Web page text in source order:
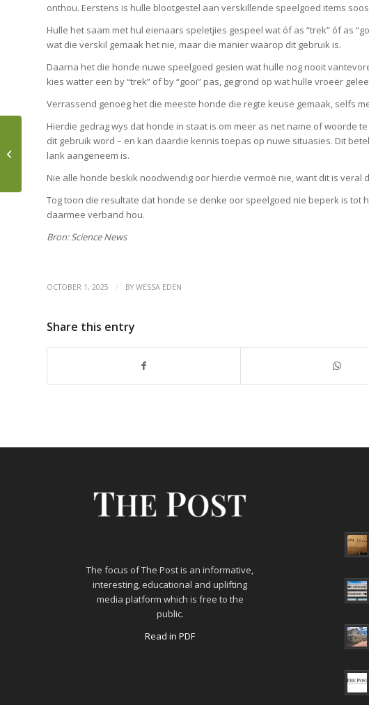
onthou. Eerstens is hulle blootgestel aan verskillende speelgoed items
Hulle het saam met hul eienaars speletjies gespeel wat óf as “trek” óf as
wat die verskil gemaak het nie, maar die manier waarop dit gebruik is.
Daarna het die honde nuwe speelgoed gesien wat hulle nog nooit
kies watter een by “trek” of by “gooi” pas, gegrond op wat hulle vroeër
Verrassend genoeg het die meeste honde die regte keuse gemaak, selfs
Hierdie gedrag wys dat honde in staat is om meer as net name of woorde
dit gebruik word – en kan daardie kennis toepas op nuwe situasies. Dit
lank aangeneem is.
Nie alle honde beskik noodwendig oor hierdie vermoë nie, want dit is
Tog toon die resultate dat honde se denke oor speelgoed nie beperk is tot
daarmee verband hou.
Bron: Science News
OCTOBER 1, 2025 / BY WESSA EDEN
Share this entry
The focus of The Post is an informative,
interesting, educational and uplifting
media platform which is free to the
public.
Read in PDF
Hoe Sal Jy Jou Tyd
Deel?